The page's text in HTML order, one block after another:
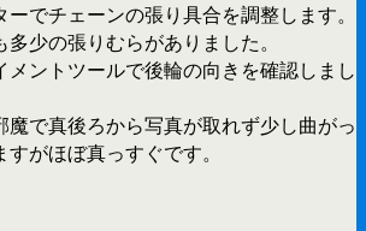
でチェーンの張り具合を調整します。
少の張りむらがありました。
メントツールで後輪の向きを確認しまし
魔で真後ろから写真が取れず少し曲がっ
がほぼ真っすぐです。